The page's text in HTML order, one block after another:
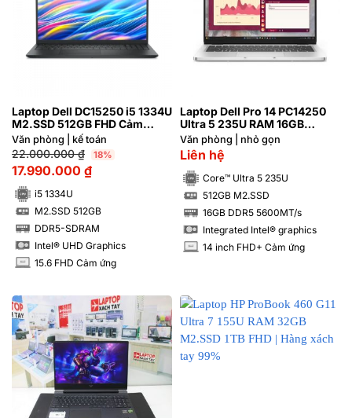
Laptop Dell DC15250 i5 1334U
M2.SSD 512GB FHD Cảm
ứng/Windows 11
Văn phòng | kế toán
22.000.000₫ 18%
17.990.000 ₫
i5 1334U
SSD M2.SSD 512GB
RAM
DDR5-SDRAM
Intel® UHD Graphics
INCH 15.6 FHD Cảm ứng
Laptop Dell Pro 14 PC14250
Ultra 5 235U RAM 16GB
M2.SSD 512GB FHD+ Cảm
ứng
Văn phòng | nhỏ gọn
Liên hệ
Core™ Ultra 5 235U
SSD 512GB M2.SSD
RAM
16GB DDR5 5600MT/s
Integrated Intel® graphics
INCH 14 inch FHD+ Cảm ứng